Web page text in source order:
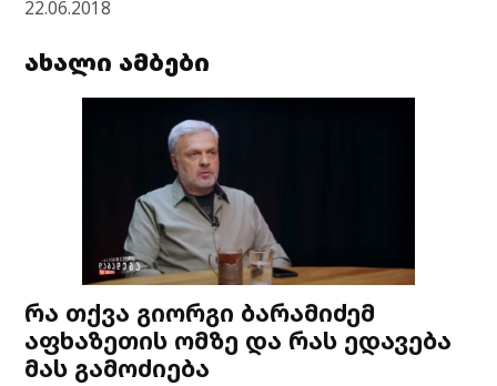
22.06.2018
ახალი ამბები
რა თქვა გიორგი ბარამიძემ
აფხაზეთის ომზე და რას ედავება
მას გამოძიება